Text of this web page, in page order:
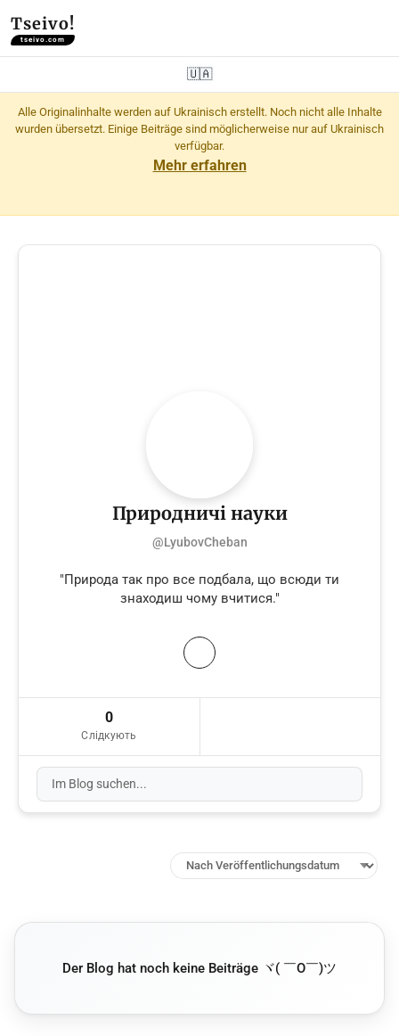
Tseivo!
tseivo.com
🇺🇦
Alle Originalinhalte werden auf Ukrainisch erstellt. Noch nicht alle Inhalte
wurden übersetzt. Einige Beiträge sind möglicherweise nur auf Ukrainisch
verfügbar.
Mehr erfahren
Природничі науки
@LyubovCheban
"Природа так про все подбала, що всюди ти
знаходиш чому вчитися."
0
Слідкують
Der Blog hat noch keine Beiträge ヾ( ￣O￣)ツ